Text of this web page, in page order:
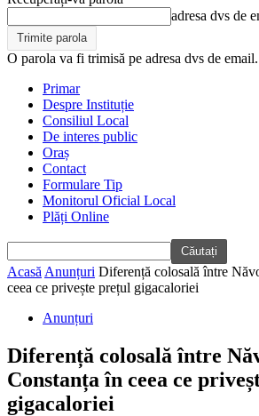
adresa dvs de
O parola va fi trimisă pe adresa dvs de email.
Primar
Despre Instituție
Consiliul Local
De interes public
Oraș
Contact
Formulare Tip
Monitorul Oficial Local
Plăți Online
Acasă Anunțuri Diferență colosală între
ceea ce privește prețul gigacaloriei
Anunțuri
Diferență colosală între
Constanța în ceea ce
gigacaloriei